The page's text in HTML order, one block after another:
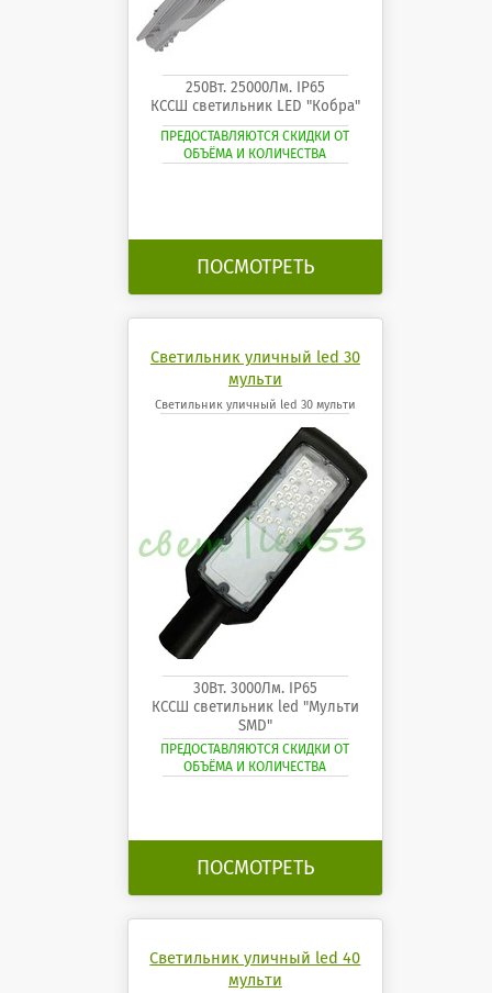
250Вт. 25000Лм. IP65
КССШ светильник LED "Кобра"
ПРЕДОСТАВЛЯЮТСЯ СКИДКИ ОТ
ОБЪЁМА И КОЛИЧЕСТВА
ПОСМОТРЕТЬ
Светильник уличный led 30
мульти
Светильник уличный led 30 мульти
30Вт. 3000Лм. IP65
КССШ светильник led "Мульти
SMD"
ПРЕДОСТАВЛЯЮТСЯ СКИДКИ ОТ
ОБЪЁМА И КОЛИЧЕСТВА
ПОСМОТРЕТЬ
Светильник уличный led 40
мульти